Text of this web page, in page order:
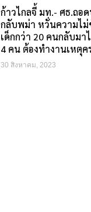
ก้าวไกลจี้ มท.- ศธ.ถอ
กลับพม่า หวั่นความไม่
เด็กกว่า 20 คนกลับมา
4 คน ต้องทำงานเหตุ
30 สิงหาคม, 2023